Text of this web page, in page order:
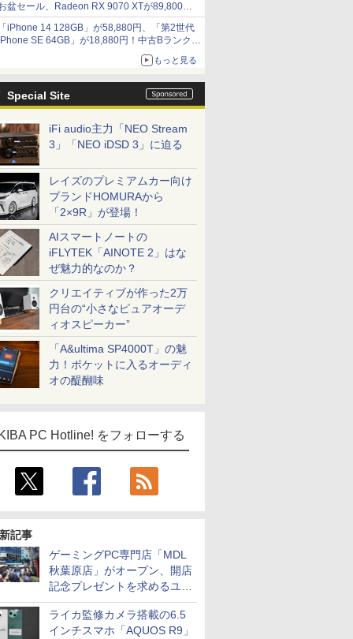
盆セール、Radeon RX 9070 XTが89,800
、水平周波数24.8kHz対応の17型モニターが
円、暑さ指数連動セール ほか
iPhone 14 128GB」が58,880円、「第2世代
SE 64GB」が18,880円！中古Bランク品
もっと見る
Special Site
iFi audio主力「NEO Stream
3」「NEO iDSD 3」に迫る
レイズのプレミアムカー向け
ブランドHOMURAから
「2×9R」が登場！
AIスマートノートの
iFLYTEK「AINOTE 2」はな
ぜ魅力的なのか？
クリエイティブが作った2万
円台の“小さなピュアオーデ
ィオスピーカー”
「A&ultima SP4000T」の魅
力！ポケットに入るオーディ
オの醍醐味
PC Hotline! をフォローする
記事
ゲーミングPC専門店「MDL
秋葉原店」がオープン、開店
記念プレゼントを求めるユー
ザーが押し寄せ長蛇の列に
ライカ監修カメラ搭載の6.5
インチスマホ「AQUOS R9」